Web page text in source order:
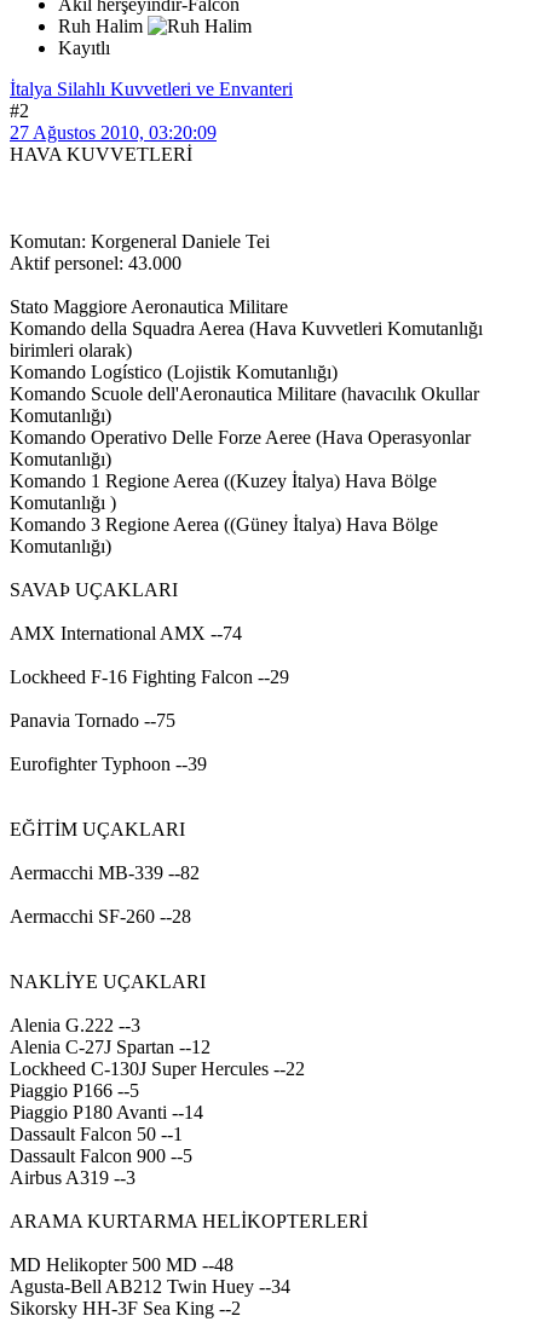
Ruh Halim
Kayıtlı
İtalya Silahlı Kuvvetleri ve Envanteri
#2
27 Ağustos 2010, 03:20:09
HAVA KUVVETLERİ
Komutan: Korgeneral Daniele Tei
Aktif personel: 43.000
Stato Maggiore Aeronautica Militare
Komando della Squadra Aerea (Hava Kuvvetleri Komutanlığı
birimleri olarak)
Komando Logístico (Lojistik Komutanlığı)
Komando Scuole dell'Aeronautica Militare (havacılık Okullar
Komutanlığı)
Komando Operativo Delle Forze Aeree (Hava Operasyonlar
Komutanlığı)
Komando 1 Regione Aerea ((Kuzey İtalya) Hava Bölge
Komutanlığı )
Komando 3 Regione Aerea ((Güney İtalya) Hava Bölge
Komutanlığı)
SAVAÞ UÇAKLARI
AMX International AMX --74
Lockheed F-16 Fighting Falcon --29
Panavia Tornado --75
Eurofighter Typhoon --39
EĞİTİM UÇAKLARI
Aermacchi MB-339 --82
Aermacchi SF-260 --28
NAKLİYE UÇAKLARI
Alenia G.222 --3
Alenia C-27J Spartan --12
Lockheed C-130J Super Hercules --22
Piaggio P166 --5
Piaggio P180 Avanti --14
Dassault Falcon 50 --1
Dassault Falcon 900 --5
Airbus A319 --3
ARAMA KURTARMA HELİKOPTERLERİ
MD Helikopter 500 MD --48
Agusta-Bell AB212 Twin Huey --34
Sikorsky HH-3F Sea King --2